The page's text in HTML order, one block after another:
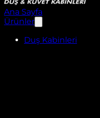
Ana Sayfa
Ürünler
Duş Kabinleri